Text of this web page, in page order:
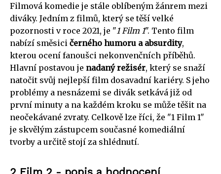
Filmová komedie je stále oblíbeným žánrem mezi
diváky. Jedním z filmů, který se těší velké
pozornosti v roce 2021, je " 1 Film 1". Tento film
nabízí směsici černého humoru a absurdity,
kterou ocení fanoušci nekonvenčních příběhů.
Hlavní postavou je nadaný režisér, který se snaží
natočit svůj nejlepší film dosavadní kariéry. S jeho
problémy a nesnázemi se divák setkává již od
první minuty a na každém kroku se může těšit na
neočekávané zvraty. Celkově lze říci, že "1 Film 1"
je skvělým zástupcem současné komediální
tvorby a určitě stojí za shlédnutí.